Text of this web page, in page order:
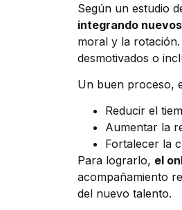
Según un estudio
integrando
moral y la
desmotivados o
Un buen proceso,
Reducir el
Aumentar la
Fortalecer la
Para lograrlo, el
acompañamiento
del nuevo talento.